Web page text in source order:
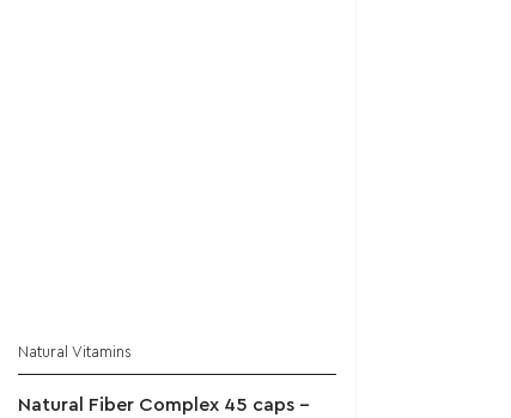
Natural Vitamins
Natural Fiber Complex 45 caps -